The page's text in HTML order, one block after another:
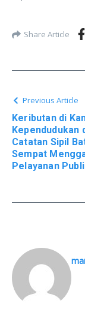
Share Article
Previous Article
Keributan di
Kependudukan
Catatan Sipil
Sempat
Pelayanan